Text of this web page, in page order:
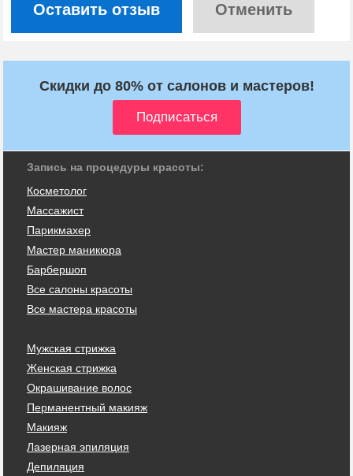
Оставить отзыв Отменить
Скидки до 80% от салонов и мастеров!
Запись на процедуры красоты:
Косметолог
Массажист
Парикмахер
Мастер маникюра
Барбершоп
Все салоны красоты
Все мастера красоты
Мужская стрижка
Женская стрижка
Окрашивание волос
Перманентный макияж
Макияж
Лазерная эпиляция
Депиляция